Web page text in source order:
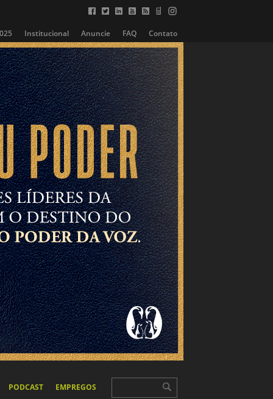
Institucional Anuncie FAQ Contato
PODCAST EMPREGOS